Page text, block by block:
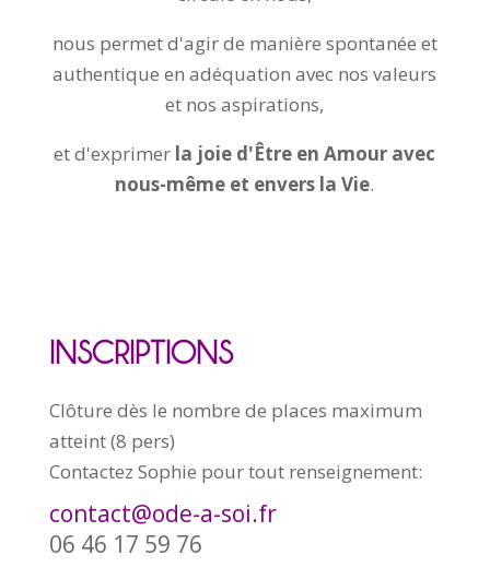
nous permet d'agir de manière spontanée et
authentique en adéquation avec nos valeurs
et nos aspirations,
et d'exprimer la joie d'Être en Amour avec
nous-même et envers la Vie.
INSCRIPTIONS
Clôture dès le nombre de places maximum
atteint (8 pers)
Contactez Sophie pour tout renseignement:
contact@ode-a-soi.fr
06 46 17 59 76